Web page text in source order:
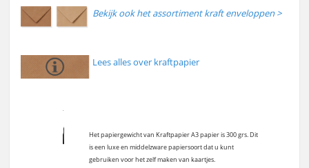
Bekijk ook het assortiment kraft enveloppen >
Lees alles over kraftpapier
Het papiergewicht van Kraftpapier A3 papier is 300 grs. Dit
is een luxe en middelzware papiersoort dat u kunt
gebruiken voor het zelf maken van kaartjes.